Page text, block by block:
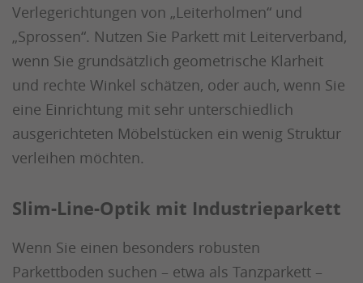
Verlegerichtungen von „Leiterholmen“ und
„Sprossen“. Nutzen Sie Parkett mit Leiterverband,
wenn Sie grundsätzlich geometrische Klarheit
und rechte Winkel schätzen, oder auch, wenn Sie
eine Einrichtung mit sehr unterschiedlich
ausgerichteten Möbelstücken ein wenig Struktur
verleihen möchten.
Slim-Line-Optik mit Industrieparkett
Wenn Sie einen besonders robusten
Parkettboden suchen – etwa als Tanzparkett –